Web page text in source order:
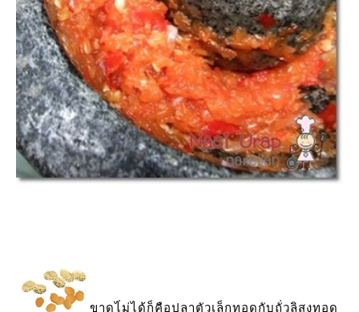
ขาดไ่ม่ได้ก็คือปลาตัวเล็กทอดกับถั่วลิสงทอด